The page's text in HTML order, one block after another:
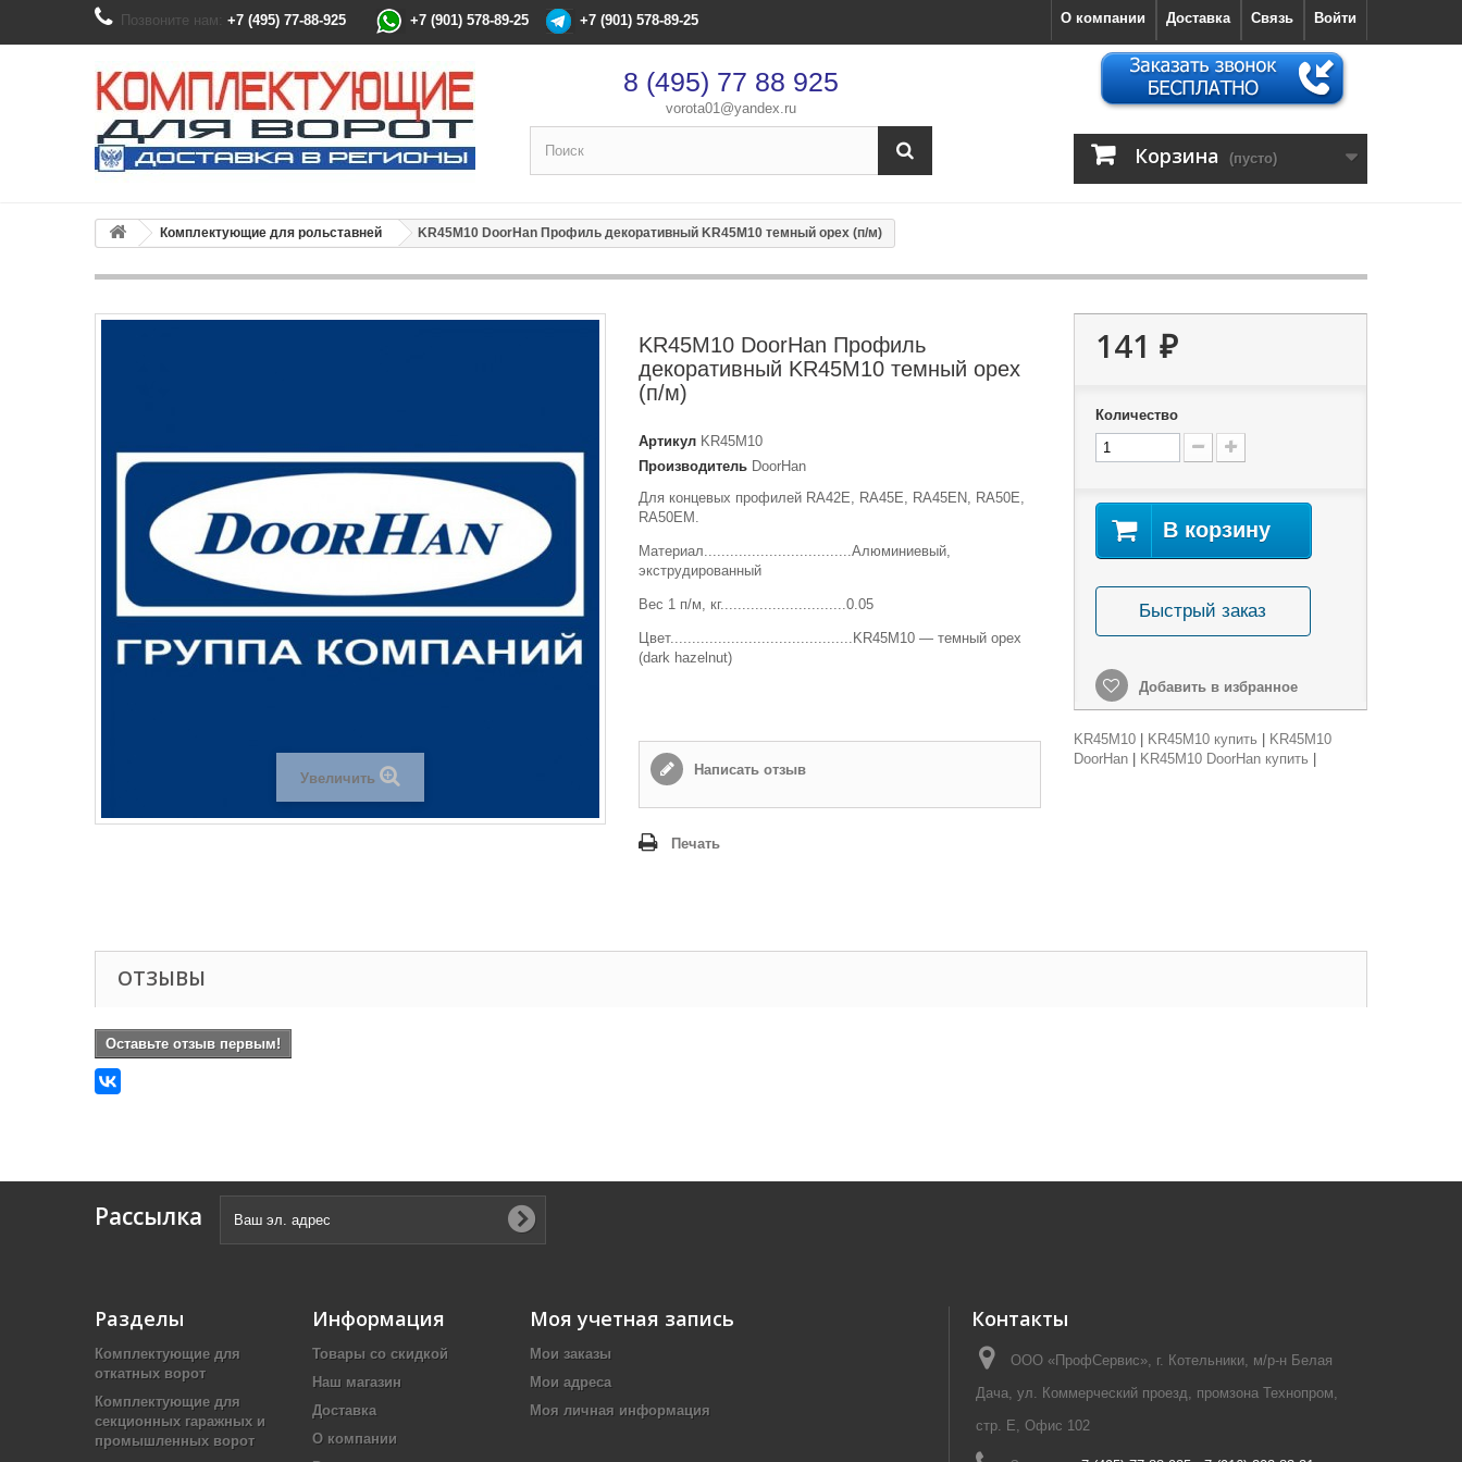
Позвоните нам: +7 (495) 77-88-925 +7 (901) 578-89-25 +7 (901) 578-89-25 Войти
Связь
Доставка
О компании
8 (495) 77 88 925
vorota01@yandex.ru
Корзина (пусто)
Комплектующие для рольставней KR45M10 DoorHan Профиль декоративный KR45M10 темный орех (п/м)
Увеличить
KR45M10 DoorHan Профиль
декоративный KR45M10 темный орех
(п/м)
Артикул KR45M10
Производитель DoorHan
Для концевых профилей RA42E, RA45E, RA45EN, RA50E,
RA50EM.
Материал..................................Алюминиевый,
экструдированный
Вес 1 п/м, кг.............................0.05
Цвет..........................................KR45М10 — темный орех
(dark hazelnut)
Написать отзыв
Печать
141 ₽
Количество
В корзину
Быстрый заказ
Добавить в избранное
KR45M10| KR45M10 купить
KR45M10
DoorHan| KR45M10 DoorHan купить
ОТЗЫВЫ
Оставьте отзыв первым!
Рассылка
Разделы
Комплектующие для
откатных ворот
Комплектующие для
секционных гаражных и
промышленных ворот
Информация
Товары со скидкой
Наш магазин
Доставка
О компании
Моя учетная запись
Мои заказы
Мои адреса
Моя личная информация
Контакты
ООО «ПрофСервис», г. Котельники, м/р-н Белая
Дача, ул. Коммерческий проезд, промзона Технопром,
стр. Е, Офис 102
Способ доставки*
Самовывоз
Время доставки: стоимость доставки по тарифам СДЭК
оплачивается при получении
Наличными или банковской картой (в офисе компании при получении)